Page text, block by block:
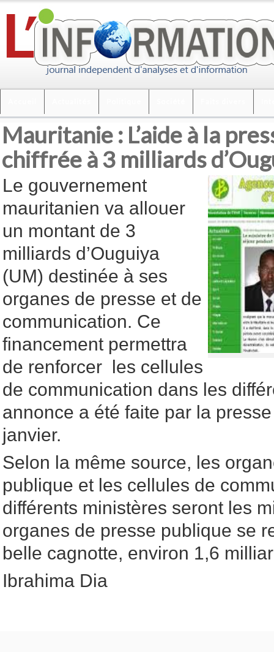
Mauritanie : L’aide à la
chiffrée à 3 milliards
Le gouvernement
mauritanien va allouer
un montant de 3
milliards d’Ouguiya
(UM) destinée à ses
organes de presse et de
communication. Ce
financement permettra
de renforcer les cellules
de communication dans les
annonce a été faite par la
janvier.
Selon la même source, les
publique et les cellules de
différents ministères seront les
organes de presse publique se
belle cagnotte, environ 1,6
Ibrahima Dia